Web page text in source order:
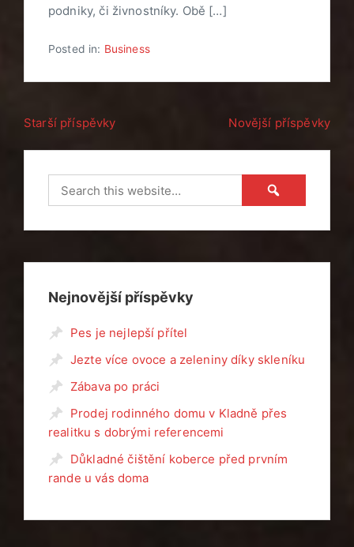
podniky, či živnostníky. Obě […]
Posted in: Business
Navigace
pro
příspěvky
Starší příspěvky Novější příspěvky
Nejnovější příspěvky
Pes je nejlepší přítel
Jezte více ovoce a zeleniny díky skleníku
Zábava po práci
Prodej rodinného domu v Kladně přes
realitku s dobrými referencemi
Důkladné čištění koberce před prvním
rande u vás doma